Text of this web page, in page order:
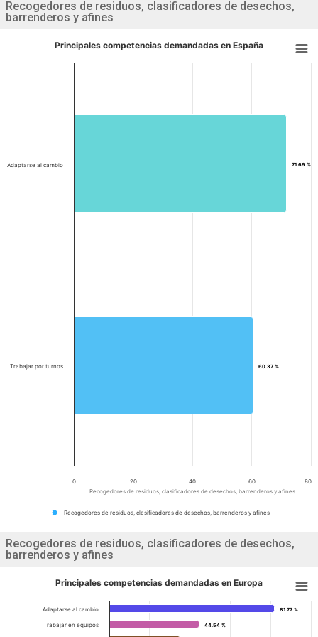
Recogedores de residuos, clasificadores de desechos,
barrenderos y afines
Recogedores de residuos, clasificadores de desechos, barrenderos y afines
Principales competencias demandadas en España
71.69 %
71.69 %
60.37 %
60.37 %
Recogedores de residuos, clasificadores de desechos, barrenderos y afines
0 20 40 60 80
Adaptarse al cambio
Trabajar por turnos
Recogedores de residuos, clasificadores de desechos,
barrenderos y afines
Principales competencias demandadas en Europa
81.77 %
81.77 %
44.54 %
44.54 %
Adaptarse al cambio
Trabajar en equipos